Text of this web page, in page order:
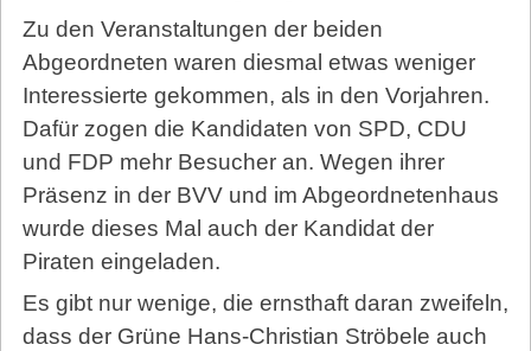
Zu den Veranstaltungen der beiden
Abgeordneten waren diesmal etwas weniger
Interessierte gekommen, als in den Vorjahren.
Dafür zogen die Kandidaten von SPD, CDU
und FDP mehr Besucher an. Wegen ihrer
Präsenz in der BVV und im Abgeordnetenhaus
wurde dieses Mal auch der Kandidat der
Piraten eingeladen.
Es gibt nur wenige, die ernsthaft daran zweifeln,
dass der Grüne Hans-Christian Ströbele auch